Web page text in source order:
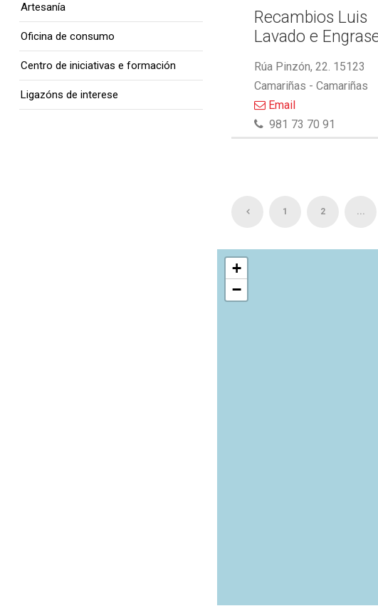
Recambios Luis
Lavado e
Rúa Pinzón, 22. 15123
Camariñas - Camariñas
Email
981 73 70 91
1 2 ...
+
−
Artesanía
Oficina de consumo
Centro de iniciativas e formación
Ligazóns de interese